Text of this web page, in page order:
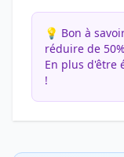
💡 Bon à
réduire de
En plus d'être
!